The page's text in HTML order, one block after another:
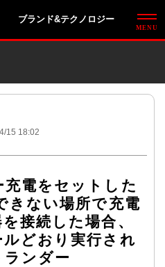
ブランド&テクノロジー
15 18:02
電をセットした
きない場所で充電
接続した場合、
どおり実行され
ランダー